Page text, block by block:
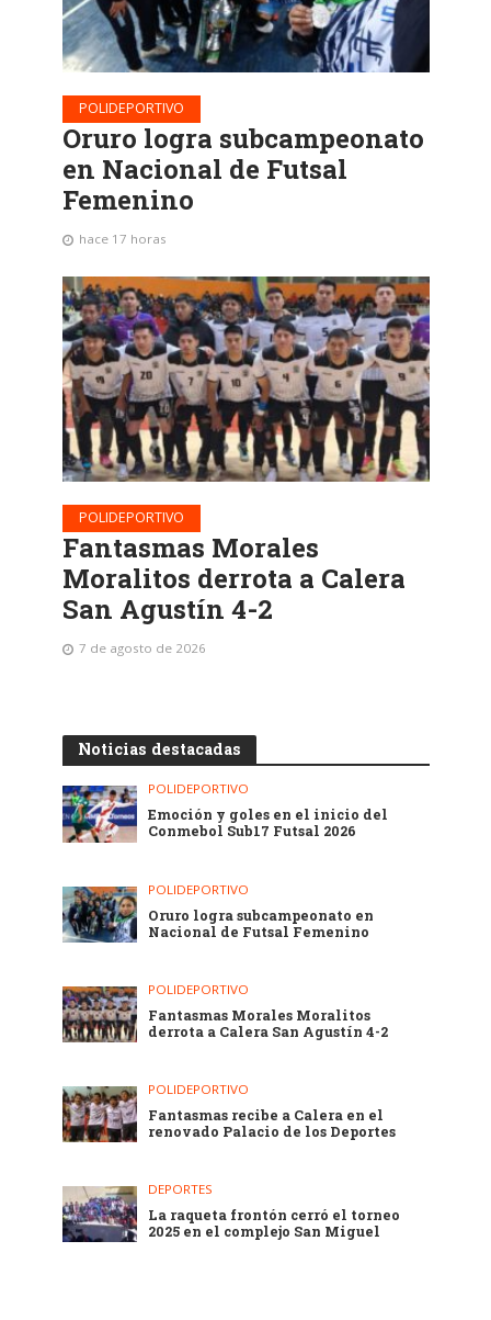
POLIDEPORTIVO
Oruro logra subcampeonato
en Nacional de Futsal
Femenino
hace 17 horas
POLIDEPORTIVO
Fantasmas Morales
Moralitos derrota a Calera
San Agustín 4-2
7 de agosto de 2026
Noticias destacadas
POLIDEPORTIVO
Emoción y goles en el inicio del
Conmebol Sub17 Futsal 2026
POLIDEPORTIVO
Oruro logra subcampeonato en
Nacional de Futsal Femenino
POLIDEPORTIVO
Fantasmas Morales Moralitos
derrota a Calera San Agustín 4-2
POLIDEPORTIVO
Fantasmas recibe a Calera en el
renovado Palacio de los Deportes
DEPORTES
La raqueta frontón cerró el torneo
2025 en el complejo San Miguel